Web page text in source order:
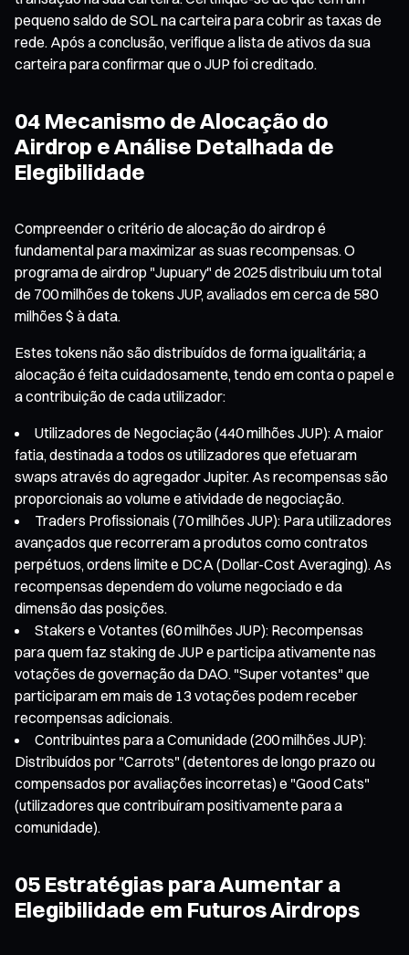
pequeno saldo de SOL na carteira para cobrir as taxas de
rede. Após a conclusão, verifique a lista de ativos da sua
carteira para confirmar que o JUP foi creditado.
04 Mecanismo de Alocação do
Airdrop e Análise Detalhada de
Elegibilidade
Compreender o critério de alocação do airdrop é
fundamental para maximizar as suas recompensas. O
programa de airdrop "Jupuary" de 2025 distribuiu um total
de 700 milhões de tokens JUP, avaliados em cerca de 580
milhões $ à data.
Estes tokens não são distribuídos de forma igualitária; a
alocação é feita cuidadosamente, tendo em conta o papel e
a contribuição de cada utilizador:
Utilizadores de Negociação (440 milhões JUP): A maior
fatia, destinada a todos os utilizadores que efetuaram
swaps através do agregador Jupiter. As recompensas são
proporcionais ao volume e atividade de negociação.
Traders Profissionais (70 milhões JUP): Para utilizadores
avançados que recorreram a produtos como contratos
perpétuos, ordens limite e DCA (Dollar-Cost Averaging). As
recompensas dependem do volume negociado e da
dimensão das posições.
Stakers e Votantes (60 milhões JUP): Recompensas
para quem faz staking de JUP e participa ativamente nas
votações de governação da DAO. "Super votantes" que
participaram em mais de 13 votações podem receber
recompensas adicionais.
Contribuintes para a Comunidade (200 milhões JUP):
Distribuídos por "Carrots" (detentores de longo prazo ou
compensados por avaliações incorretas) e "Good Cats"
(utilizadores que contribuíram positivamente para a
comunidade).
05 Estratégias para Aumentar a
Elegibilidade em Futuros Airdrops